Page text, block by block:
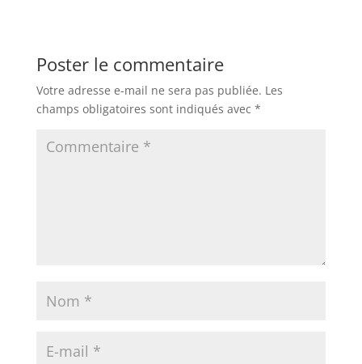
Poster le commentaire
Votre adresse e-mail ne sera pas publiée. Les
champs obligatoires sont indiqués avec *